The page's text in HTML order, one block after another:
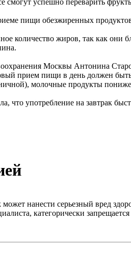
смогут успешно переварить
пищи обезжиренных
количество жиров, так как
Москвы Антонина
прием пищи в день должен
молочные продукты
что употребление на завтрак
нанести серьезный вред
категорически